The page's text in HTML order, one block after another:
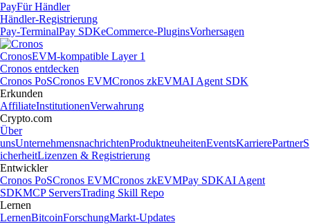
PayFür Händler
Händler-Registrierung
Pay-TerminalPay SDKeCommerce-PluginsVorhersagen
CronosEVM-kompatible Layer 1
Cronos entdecken
Cronos PoSCronos EVMCronos zkEVMAI Agent SDK
Erkunden
AffiliateInstitutionenVerwahrung
Crypto.com
Über
unsUnternehmensnachrichtenProduktneuheitenEventsKarrierePartnerS
icherheitLizenzen & Registrierung
Entwickler
Cronos PoSCronos EVMCronos zkEVMPay SDKAI Agent
SDKMCP ServersTrading Skill Repo
Lernen
LernenBitcoinForschungMarkt-Updates